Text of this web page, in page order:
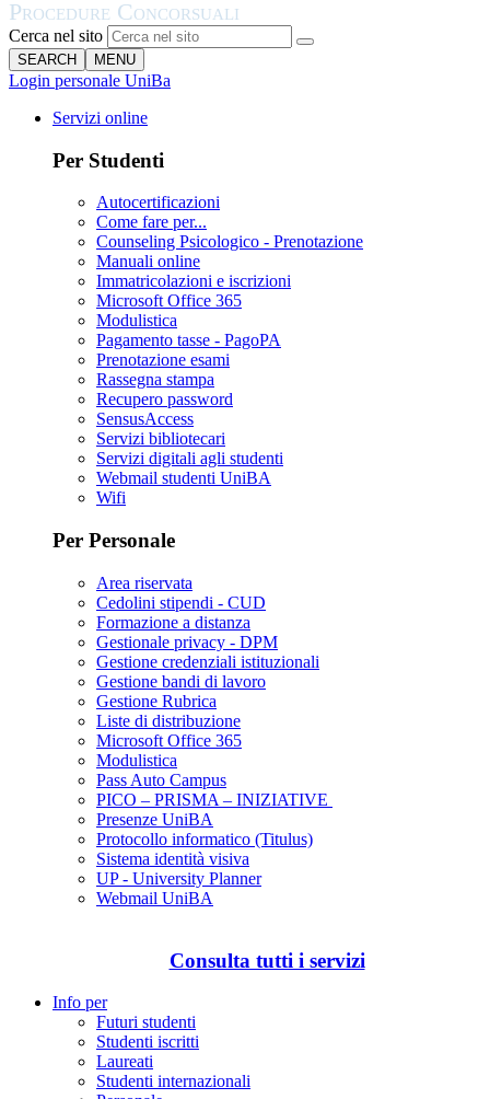
Cerca nel sito
SEARCH MENU
Login personale UniBa
Servizi online
Per Studenti
Autocertificazioni
Come fare per...
Counseling Psicologico - Prenotazione
Manuali online
Immatricolazioni e iscrizioni
Microsoft Office 365
Modulistica
Pagamento tasse - PagoPA
Prenotazione esami
Rassegna stampa
Recupero password
SensusAccess
Servizi bibliotecari
Servizi digitali agli studenti
Webmail studenti UniBA
Wifi
Per Personale
Area riservata
Cedolini stipendi - CUD
Formazione a distanza
Gestionale privacy - DPM
Gestione credenziali istituzionali
Gestione bandi di lavoro
Gestione Rubrica
Liste di distribuzione
Microsoft Office 365
Modulistica
Pass Auto Campus
PICO – PRISMA – INIZIATIVE
Presenze UniBA
Protocollo informatico (Titulus)
Sistema identità visiva
UP - University Planner
Webmail UniBA
Consulta tutti i servizi
Info per
Futuri studenti
Studenti iscritti
Laureati
Studenti internazionali